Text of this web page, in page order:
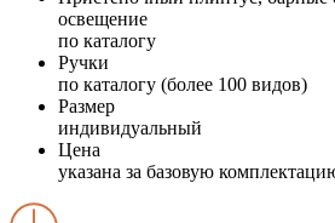
освещение
по каталогу
Ручки
по каталогу (более 100 видов)
Размер
индивидуальный
Цена
указана за базовую